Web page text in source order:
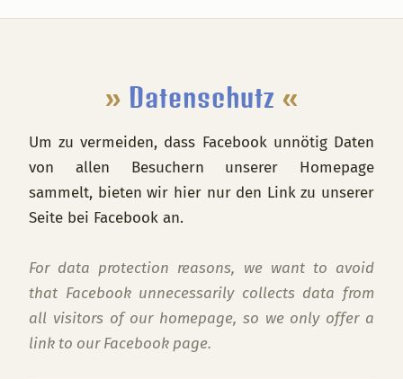
» Datenschutz «
Um zu vermeiden, dass Facebook unnötig Daten
von allen Besuchern unserer Homepage
sammelt, bieten wir hier nur den Link zu unserer
Seite bei Facebook an.
For data protection reasons, we want to avoid
that Facebook unnecessarily collects data from
all visitors of our homepage, so we only offer a
link to our Facebook page.